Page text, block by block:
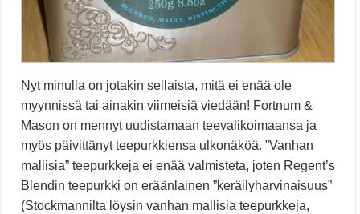
Nyt minulla on jotakin sellaista, mitä ei enää ole
myynnissä tai ainakin viimeisiä viedään! Fortnum &
Mason on mennyt uudistamaan teevalikoimaansa ja
myös päivittänyt teepurkkiensa ulkonäköä. ”Vanhan
mallisia” teepurkkeja ei enää valmisteta, joten Regent’s
Blendin teepurkki on eräänlainen ”keräilyharvinaisuus”
(Stockmannilta löysin vanhan mallisia teepurkkeja,